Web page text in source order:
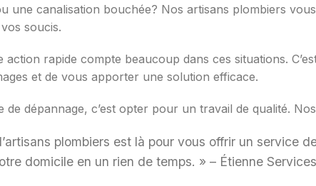
une canalisation bouchée? Nos artisans plombiers
soucis.
action rapide compte beaucoup dans ces situations.
et de vous apporter une solution efficace.
de dépannage, c’est opter pour un travail de qualité.
plombiers est là pour vous offrir un service
domicile en un rien de temps. » – Étienne Services